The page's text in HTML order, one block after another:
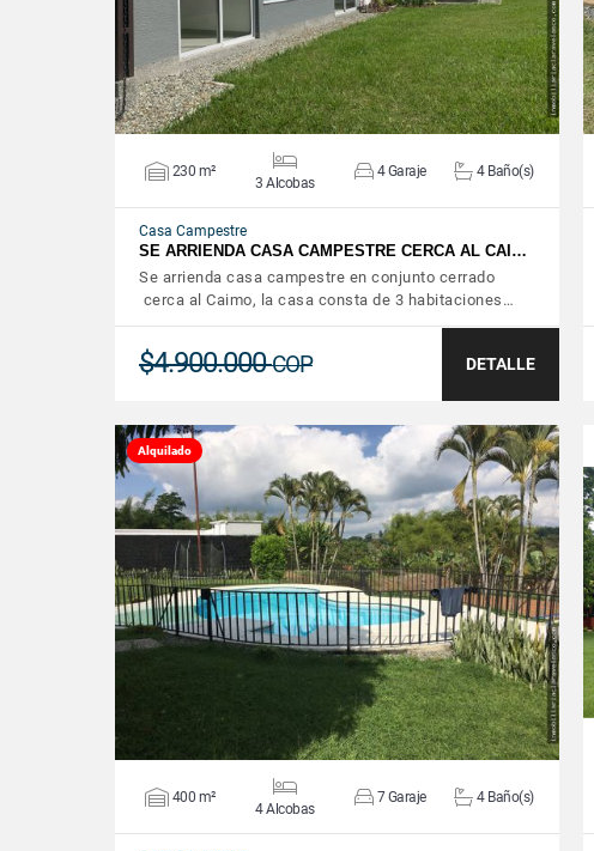
230 m²
3 Alcobas
4 Garaje 4 Baño(s)
Casa Campestre
SE ARRIENDA CASA CAMPESTRE CERCA AL CAI…
Se arrienda casa campestre en conjunto cerrado
cerca al Caimo, la casa consta de 3 habitaciones…
$4.900.000COP DETALLE
Alquilado
VER DETALLES
400 m²
4 Alcobas
7 Garaje 4 Baño(s)